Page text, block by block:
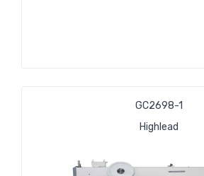
GС2698-1
Highlead